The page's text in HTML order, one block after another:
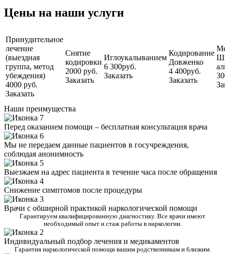
Цены на наши услуги
Принудительное
лечение
(выездная
группа, метод
убеждения)
4000 руб.
Заказать
Снятие
кодировки
2000 руб.
Заказать
Иглоукалыванием
6 300руб.
Заказать
Кодирование
Довженко
4 400руб.
Заказать
Наши преимущества
Перед оказанием помощи – бесплатная консультация врача
Мы не передаем данные пациентов в госучреждения,
соблюдая анонимность
Выезжаем на адрес пациента в течение часа после обращения
Снижение симптомов после процедуры
Врачи с обширной практикой наркологической помощи
Гарантируем квалифицированную диагностику. Все врачи имеют
необходимый опыт и стаж работы в наркологии.
Индивидуальный подбор лечения и медикаментов
Гарантия наркологической помощи вашим родственникам и близким.